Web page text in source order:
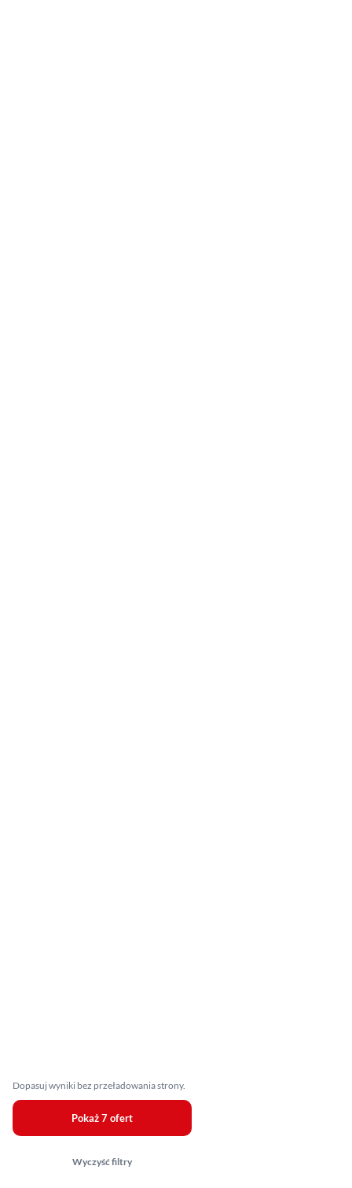
Dopasuj wyniki bez przeładowania strony.
Pokaż 7 ofert
Wyczyść filtry